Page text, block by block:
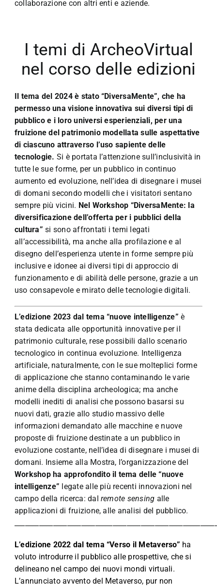
collaborazione con altri enti e aziende.
I temi di ArcheoVirtual
nel corso delle edizioni
Il tema del 2024 è stato “DiversaMente”, che ha
permesso una visione innovativa sui diversi tipi di
pubblico e i loro universi esperienziali, per una
fruizione del patrimonio modellata sulle aspettative
di ciascuno attraverso l’uso sapiente delle
tecnologie. Si è portata l’attenzione sull’inclusività in
tutte le sue forme, per un pubblico in continuo
aumento ed evoluzione, nell’idea di disegnare i musei
di domani secondo modelli che i visitatori sentano
sempre più vicini. Nel Workshop “DiversaMente: la
diversificazione dell’offerta per i pubblici della
cultura” si sono affrontati i temi legati
all’accessibilità, ma anche alla profilazione e al
disegno dell’esperienza utente in forme sempre più
inclusive e idonee ai diversi tipi di approccio di
funzionamento e di abilità delle persone, grazie a un
uso consapevole e mirato delle tecnologie digitali.
L’edizione 2023 dal tema “nuove intelligenze” è
stata dedicata alle opportunità innovative per il
patrimonio culturale, rese possibili dallo scenario
tecnologico in continua evoluzione. Intelligenza
artificiale, naturalmente, con le sue molteplici forme
di applicazione che stanno contaminando le varie
anime della disciplina archeologica; ma anche
modelli inediti di analisi che possono basarsi su
nuovi dati, grazie allo studio massivo delle
informazioni demandato alle macchine e nuove
proposte di fruizione destinate a un pubblico in
evoluzione costante, nell’idea di disegnare i musei di
domani. Insieme alla Mostra, l’organizzazione del
Workshop ha approfondito il tema delle “nuove
intelligenze” legate alle più recenti innovazioni nel
campo della ricerca: dal remote sensing alle
applicazioni di fruizione, alle analisi del pubblico.
L’edizione 2022 dal tema “Verso il Metaverso” ha
voluto introdurre il pubblico alle prospettive, che si
delineano nel campo dei nuovi mondi virtuali.
L’annunciato avvento del Metaverso, pur non